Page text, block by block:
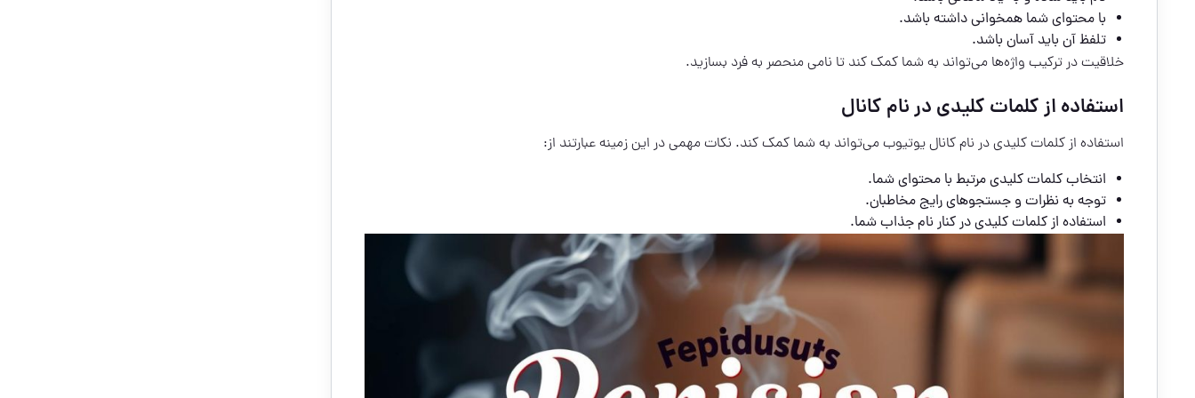
با محتوای شما همخوانی داشته باشد.
تلفظ آن باید آسان باشد.
خلاقیت در ترکیب واژه‌ها می‌تواند به شما کمک کند تا نامی منحصر به فرد بسازید.
استفاده از کلمات کلیدی در نام کانال
استفاده از کلمات کلیدی در نام کانال یوتیوب می‌تواند به شما کمک کند. نکات مهمی در این زمینه عبارتند از:
انتخاب کلمات کلیدی مرتبط با محتوای شما.
توجه به نظرات و جستجوهای رایج مخاطبان.
استفاده از کلمات کلیدی در کنار نام جذاب شما.